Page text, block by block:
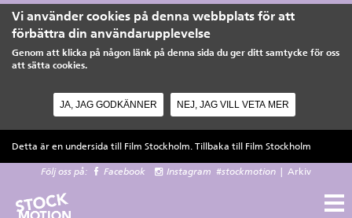
Vi använder cookies på denna webbplats för att
förbättra din användarupplevelse
Genom att klicka på någon länk på denna sida du ger ditt samtycke för oss
att sätta cookies.
JA, JAG GODKÄNNER NEJ, JAG VILL VETA MER
Detta är en undersida till Film Stockholm. Tillbaka till Film Stockholm
Följ oss på: Facebook Instagram #stockmotion Arkiv